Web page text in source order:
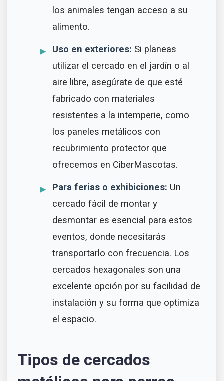
los animales tengan acceso a su
alimento.
Uso en exteriores: Si planeas
utilizar el cercado en el jardín o al
aire libre, asegúrate de que esté
fabricado con materiales
resistentes a la intemperie, como
los paneles metálicos con
recubrimiento protector que
ofrecemos en CiberMascotas.
Para ferias o exhibiciones: Un
cercado fácil de montar y
desmontar es esencial para estos
eventos, donde necesitarás
transportarlo con frecuencia. Los
cercados hexagonales son una
excelente opción por su facilidad de
instalación y su forma que optimiza
el espacio.
Tipos de cercados